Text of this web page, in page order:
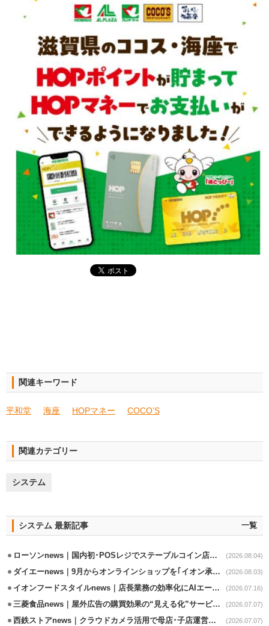
関連キーワード
平和堂 海座 HOPマネー COCO’S
関連カテゴリー
システム
システム 最新記事 一覧
ローソンnews｜国内初･POSレジでステーブルコイン店頭決済実証実験を実施 (2026.08.04)
ダイエーnews｜9月からオンラインショップを｢イオン承りオンライン｣へ移行 (2026.08.03)
イオンフードスタイルnews｜店長業務の効率化にAIエージェント活用実験 (2026.07.16)
三菱食品news｜屋外広告の購買効果の“見える化”サービス開始 (2026.07.07)
西鉄ストアnews｜クラウドカメラ活用で母店･子店運営の効率化 (2026.07.07)